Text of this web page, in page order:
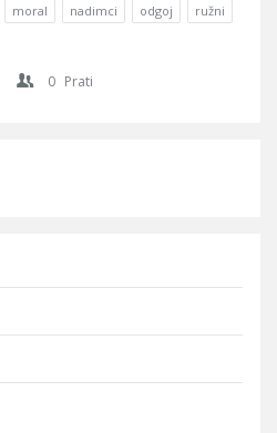
moral nadimci odgoj
ružni
0 Prati